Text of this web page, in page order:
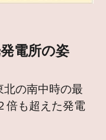
電所の姿
の南中時の最
倍も超えた発電